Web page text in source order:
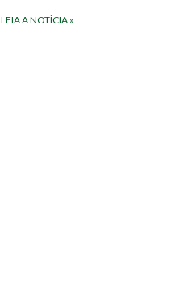
LEIA A NOTÍCIA »